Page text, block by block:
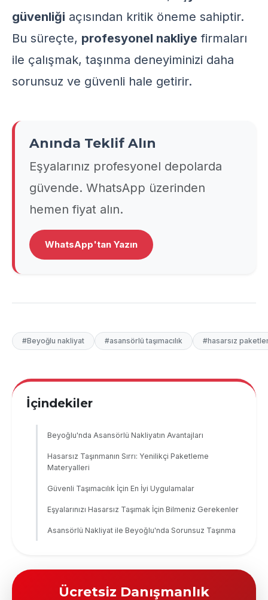
güvenliği açısından kritik öneme sahiptir.
Bu süreçte, profesyonel nakliye firmaları
ile çalışmak, taşınma deneyiminizi daha
sorunsuz ve güvenli hale getirir.
Anında Teklif Alın
Eşyalarınız profesyonel depolarda
güvende. WhatsApp üzerinden
hemen fiyat alın.
WhatsApp'tan Yazın
#Beyoğlu nakliyat #asansörlü taşımacılık #hasarsız
İçindekiler
Beyoğlu'nda Asansörlü Nakliyatın Avantajları
Hasarsız Taşınmanın Sırrı: Yenilikçi Paketleme
Materyalleri
Güvenli Taşımacılık İçin En İyi Uygulamalar
Eşyalarınızı Hasarsız Taşımak İçin Bilmeniz Gerekenler
Asansörlü Nakliyat ile Beyoğlu'nda Sorunsuz Taşınma
Ücretsiz Danışmanlık